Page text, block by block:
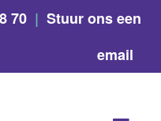
70 | Stuur ons een
email